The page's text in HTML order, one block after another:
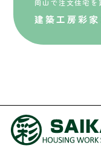
岡山で注文住宅を
建築工房彩家